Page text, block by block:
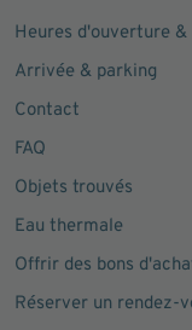
Heures d'ouverture &
Arrivée & parking
Contact
FAQ
Objets trouvés
Eau thermale
Offrir des bons
Réserver un rendez-